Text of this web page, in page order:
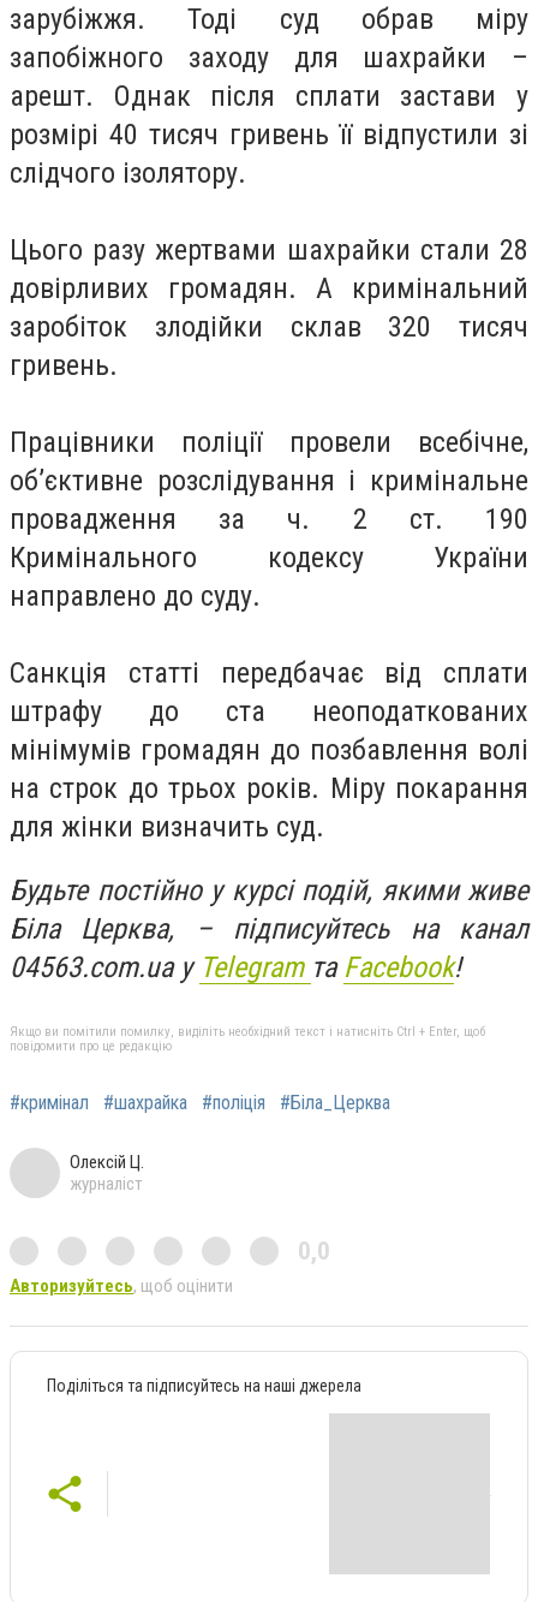
зарубіжжя. Тоді суд обрав міру
запобіжного заходу для шахрайки –
арешт. Однак після сплати застави у
розмірі 40 тисяч гривень її відпустили зі
слідчого ізолятору.
Цього разу жертвами шахрайки стали 28
довірливих громадян. А кримінальний
заробіток злодійки склав 320 тисяч
гривень.
Працівники поліції провели всебічне,
об’єктивне розслідування і кримінальне
провадження за ч. 2 ст. 190
Кримінального кодексу України
направлено до суду.
Санкція статті передбачає від сплати
штрафу до ста неоподаткованих
мінімумів громадян до позбавлення волі
на строк до трьох років. Міру покарання
для жінки визначить суд.
Будьте постійно у курсі подій, якими живе
Біла Церква, – підписуйтесь на канал
04563.com.ua у Telegram та Facebook!
Якщо ви помітили помилку, виділіть необхідний текст і натисніть Ctrl + Enter, щоб
повідомити про це редакцію
#кримінал #шахрайка #поліція #Біла_Церква
Олексій Ц.
журналіст
0,0
Авторизуйтесь, щоб оцінити
Поділіться та підписуйтесь на наші джерела